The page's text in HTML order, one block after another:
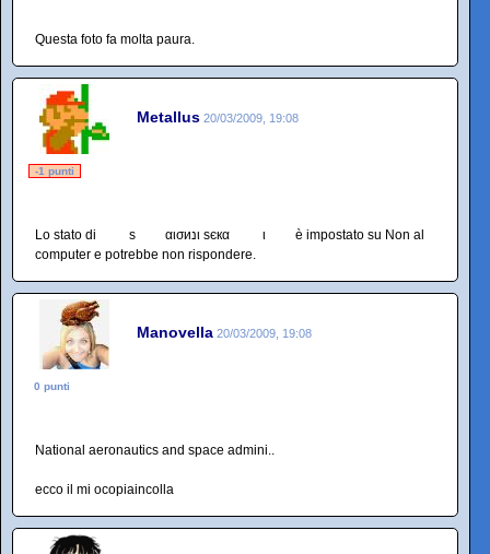
Questa foto fa molta paura.
Metallus 20/03/2009, 19:08
-1 punti
Lo stato di ѕ αισиנι ѕєкα ι è impostato su Non al
computer e potrebbe non rispondere.
Manovella 20/03/2009, 19:08
0 punti
National aeronautics and space admini..
ecco il mi ocopiaincolla